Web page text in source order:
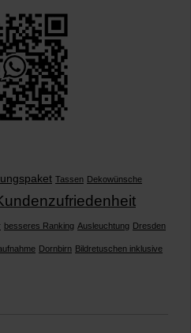
Tassen Dekowünsche
besseres Ranking Ausleuchtung Dresden
Dornbirn Bildretuschen inklusive